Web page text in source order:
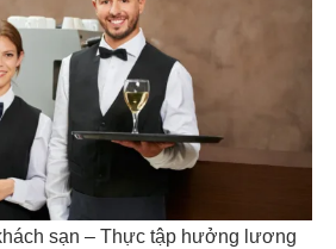
sạn – Thực tập hưởng lương